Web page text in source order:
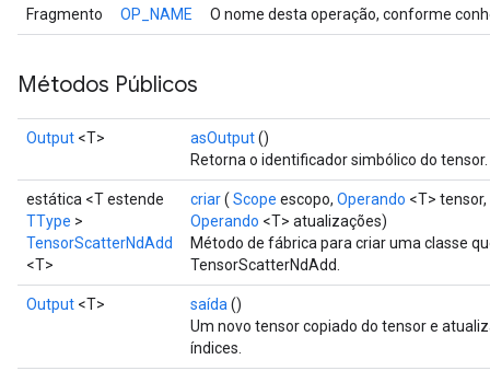
Fragmento OP_NAME O nome desta operação, conforme
Métodos Públicos
Output <T> asOutput()
Retorna o identificador simbólico do tensor.
estática <T estende
TType >
TensorScatterNdAdd
<T>
criar( Scope escopo, Operando <T> tensor,
Operando <T> atualizações)
Método de fábrica para criar uma classe
TensorScatterNdAdd.
Output <T> saída ()
Um novo tensor copiado do tensor e
índices.